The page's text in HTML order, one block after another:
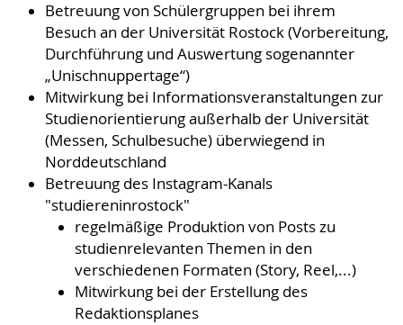
Betreuung von Schülergruppen bei ihrem
Besuch an der Universität Rostock (Vorbereitung,
Durchführung und Auswertung sogenannter
„Unischnuppertage“)
Mitwirkung bei Informationsveranstaltungen zur
Studienorientierung außerhalb der Universität
(Messen, Schulbesuche) überwiegend in
Norddeutschland
Betreuung des Instagram-Kanals
"studiereninrostock"
regelmäßige Produktion von Posts zu
studienrelevanten Themen in den
verschiedenen Formaten (Story, Reel,...)
Mitwirkung bei der Erstellung des
Redaktionsplanes